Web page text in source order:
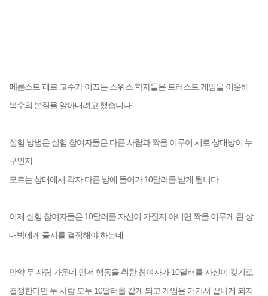
에른스트 페르 교수가 이끄는 스위스 학자들은 트러스트 게임을 이용해
복수의 본질을 알아내려고 했습니다.
실험 방법은 실험 참여자들은 다른 사람과 짝을 이루어 서로 상대방이 누
구인지
모르는 상태에서 각자 다른 방에 들어가 10달러를 받게 됩니다.
이제 실험 참여자들은 10달러를 자신이 가질지 아니면 짝을 이루게 된 상
대방에게 줄지를 결정해야 하는데
만약 두 사람 가운데 먼저 행동을 취한 참여자가 10달러를 자신이 갖기로
결정한다면 두 사람 모두 10달러를 같게 되고 게임은 거기서 끝나게 되지